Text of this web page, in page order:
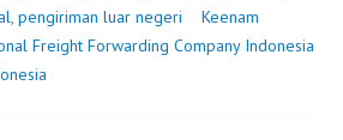
, pengiriman luar negeri
P
o
Keenam
Freight Forwarding Company Indonesia